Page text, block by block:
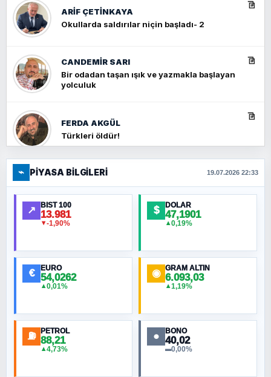
ARIF ÇETİNKAYA
Okullarda saldırılar niçin başladı- 2
CANDEMIR SARI
Bir odadan taşan ışık ve yazmakla başlayan
yolculuk
FERDA AKGÜL
Türkleri öldür!
FERHAT BÜYÜKKALKAN
Ankara Zirvesi: NATO Toplantısı mı, Yeni
Ortadoğu Haritasının Provası mı?
MURAT ÖZKAN
NURETTIN BÖLÜK
⌁ PIYASA BILGILERI 19.07.2026 22:33
↗ BIST 100
13.981
▼-1,90%
$ DOLAR
47,1901
▲0,19%
€ EURO
54,0262
▲0,01%
◉ GRAM ALTIN
6.093,03
▲1,19%
⛽ PETROL
88,21
▲4,73%
● BONO
40,02
▬0,00%